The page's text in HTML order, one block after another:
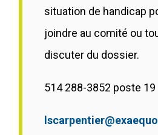
situation de handicap
joindre au comité ou
discuter du dossier.
514 288-3852 poste 19